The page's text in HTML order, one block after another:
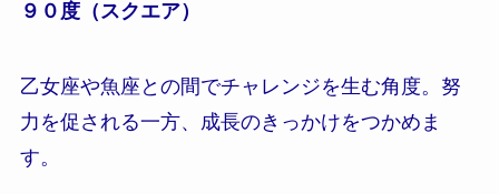
９０度（スクエア）
乙女座や魚座との間でチャレンジを生む角度。努
力を促される一方、成長のきっかけをつかめま
す。